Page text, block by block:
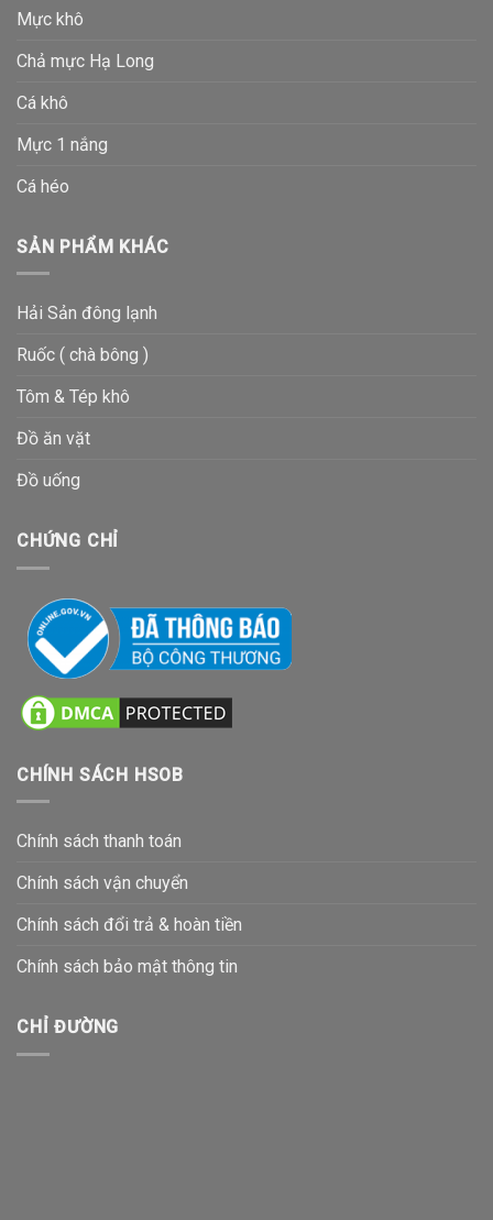
Mực khô
Chả mực Hạ Long
Cá khô
Mực 1 nắng
Cá héo
SẢN PHẨM KHÁC
Hải Sản đông lạnh
Ruốc ( chà bông )
Tôm & Tép khô
Đồ ăn vặt
Đồ uống
CHỨNG CHỈ
CHÍNH SÁCH HSOB
Chính sách thanh toán
Chính sách vận chuyển
Chính sách đổi trả & hoàn tiền
Chính sách bảo mật thông tin
CHỈ ĐƯỜNG